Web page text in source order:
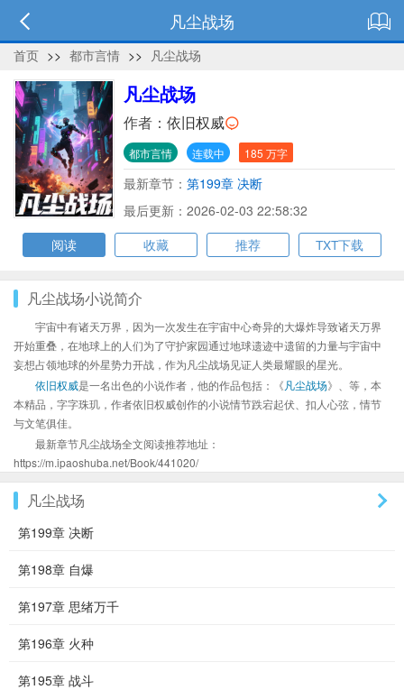
凡尘战场
首页 >> 都市言情 >> 凡尘战场
凡尘战场
作者： 依旧权威
都市言情 连载中 185 万字
最新章节： 第199章 决断
最后更新：2026-02-03 22:58:32
阅读
收藏 推荐 TXT下载
凡尘战场小说简介
宇宙中有诸天万界，因为一次发生在宇宙中心奇异的大爆炸导致诸天万界
开始重叠，在地球上的人们为了守护家园通过地球遗迹中遗留的力量与宇宙中
妄想占领地球的外星势力开战，作为凡尘战场见证人类最耀眼的星光。
依旧权威是一名出色的小说作者，他的作品包括：《凡尘战场》、等，本
本精品，字字珠玑，作者依旧权威创作的小说情节跌宕起伏、扣人心弦，情节
与文笔俱佳。
最新章节凡尘战场全文阅读推荐地址：
https://m.ipaoshuba.net/Book/441020/
凡尘战场
第199章 决断
第198章 自爆
第197章 思绪万千
第196章 火种
第195章 战斗